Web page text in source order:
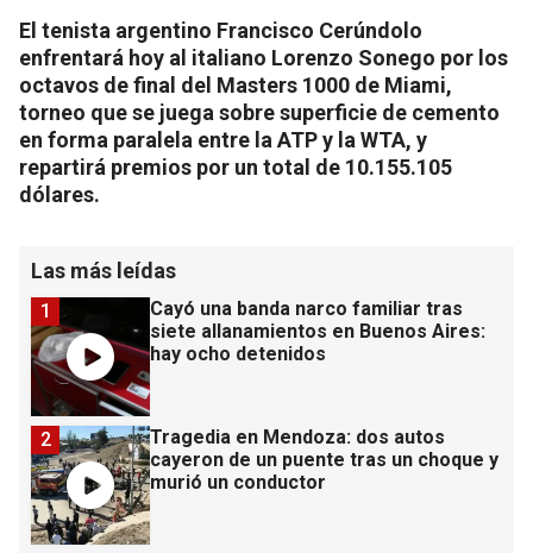
El tenista argentino Francisco Cerúndolo
enfrentará hoy al italiano Lorenzo Sonego por los
octavos de final del Masters 1000 de Miami,
torneo que se juega sobre superficie de cemento
en forma paralela entre la ATP y la WTA, y
repartirá premios por un total de 10.155.105
dólares.
Las más leídas
Cayó una banda narco familiar tras
siete allanamientos en Buenos Aires:
hay ocho detenidos
1
Tragedia en Mendoza: dos autos
cayeron de un puente tras un choque y
murió un conductor
2